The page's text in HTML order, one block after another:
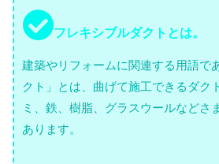
フレキシブルダクトとは。
建築やリフォームに関連する用語で
クト」とは、曲げて施工できるダク
ミ、鉄、樹脂、グラスウールなどさ
あります。